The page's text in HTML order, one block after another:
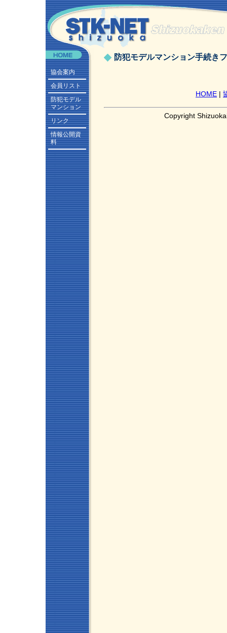
協会案内
会員リスト
防犯モデル
マンション
リンク
情報公開資
料
防犯モデルマンション手続き
HOME |
Copyright